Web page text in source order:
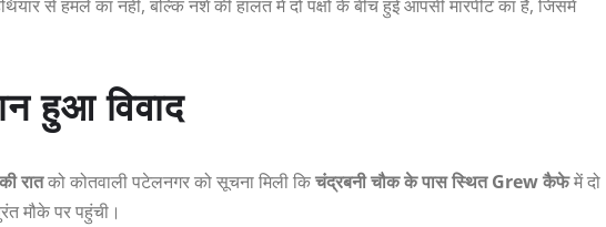
से हमले का नहीं, बल्कि नशे की हालत में दो पक्षों के बीच हुई आपसी मारपीट का है, जिसमें
हुआ विवाद
रातको कोतवाली पटेलनगर को सूचना मिली किचंद्रबनी चौक के पास स्थित Grew कैफेमें दो
मौके पर पहुंची।